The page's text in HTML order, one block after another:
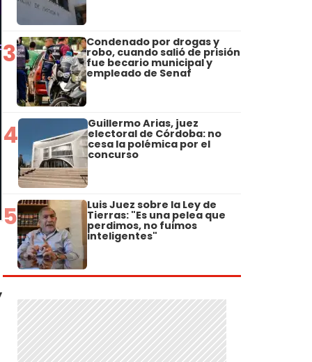
3 Condenado por drogas y
robo, cuando salió de prisión
fue becario municipal y
empleado de Senaf
4 Guillermo Arias, juez
electoral de Córdoba: no
cesa la polémica por el
concurso
5 Luis Juez sobre la Ley de
Tierras: "Es una pelea que
perdimos, no fuimos
inteligentes"